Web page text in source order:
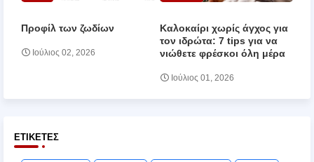
Προφίλ των ζωδίων
Ιούλιος 02, 2026
Καλοκαίρι χωρίς άγχος για
τον ιδρώτα: 7 tips για να
νιώθετε φρέσκοι όλη μέρα
Ιούλιος 01, 2026
ΕΤΙΚΈΤΕΣ